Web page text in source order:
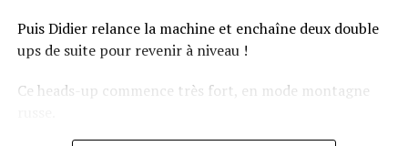
Puis Didier relance la machine et enchaîne deux double
ups de suite pour revenir à niveau !
Ce heads-up commence très fort, en mode montagne